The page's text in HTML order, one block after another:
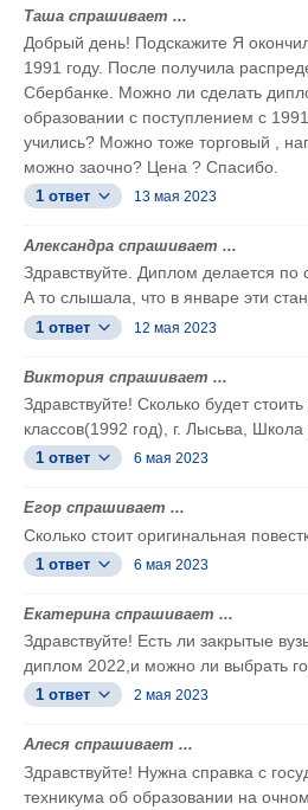
Таша спрашивает ...
Добрый день! Подскажите Я
1991 году. После получила
Сбербанке. Можно ли сделать
образовании с поступлением с
учились? Можно тоже торговый ,
можно заочно? Цена ? Спасибо.
1 ответ 13 мая 2023
Александра спрашивает ...
Здравствуйте. Диплом делается по
А то слышала, что в январе эти
1 ответ 12 мая 2023
Виктория спрашивает ...
Здравствуйте! Сколько будет
классов(1992 год), г. Лысьва,
1 ответ 6 мая 2023
Егор спрашивает ...
Сколько стоит оригинальная
1 ответ 6 мая 2023
Екатерина спрашивает ...
Здравствуйте! Есть ли закрытые
диплом 2022,и можно ли выбрать
1 ответ 2 мая 2023
Алеся спрашивает ...
Здравствуйте! Нужна справка с
техникума об образовании на